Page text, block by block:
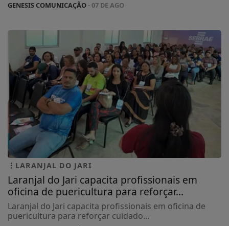
GENESIS COMUNICAÇÃO- 07 DE AGO
LARANJAL DO JARI
Laranjal do Jari capacita profissionais em
oficina de puericultura para reforçar...
Laranjal do Jari capacita profissionais em oficina de
puericultura para reforçar cuidado...